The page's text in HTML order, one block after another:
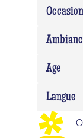
Occasion
Age
Langue